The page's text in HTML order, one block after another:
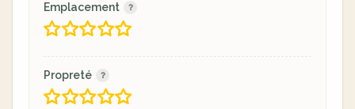
Emplacement
Propreté